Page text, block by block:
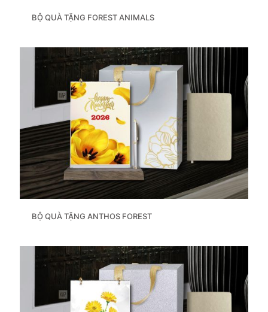
BỘ QUÀ TẶNG FOREST ANIMALS
BỘ QUÀ TẶNG ANTHOS FOREST